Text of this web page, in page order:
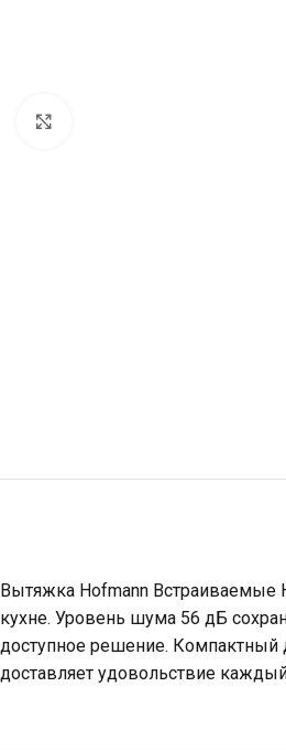
Вытяжка Hofmann Встраиваемые
кухне. Уровень шума 56 дБ
доступное решение. Компактный
доставляет удовольствие